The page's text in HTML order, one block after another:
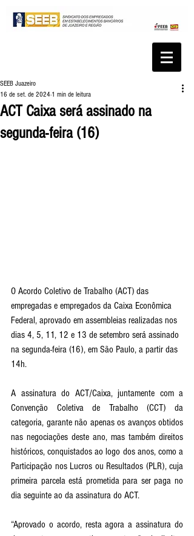
ACT Caixa será assinado na
segunda-feira (16)
SEEB Juazeiro
16 de set. de 2024 1 min de leitura
O Acordo Coletivo de Trabalho (ACT) das
empregadas e empregados da Caixa Econômica
Federal, aprovado em assembleias realizadas nos
dias 4, 5, 11, 12 e 13 de setembro será assinado
na segunda-feira (16), em São Paulo, a partir das
14h.
A assinatura do ACT/Caixa, juntamente com a
Convenção Coletiva de Trabalho (CCT) da
categoria, garante não apenas os avanços obtidos
nas negociações deste ano, mas também direitos
históricos, conquistados ao logo dos anos, como a
Participação nos Lucros ou Resultados (PLR), cuja
primeira parcela está prometida para ser paga no
dia seguinte ao da assinatura do ACT.
“Aprovado o acordo, resta agora a assinatura do